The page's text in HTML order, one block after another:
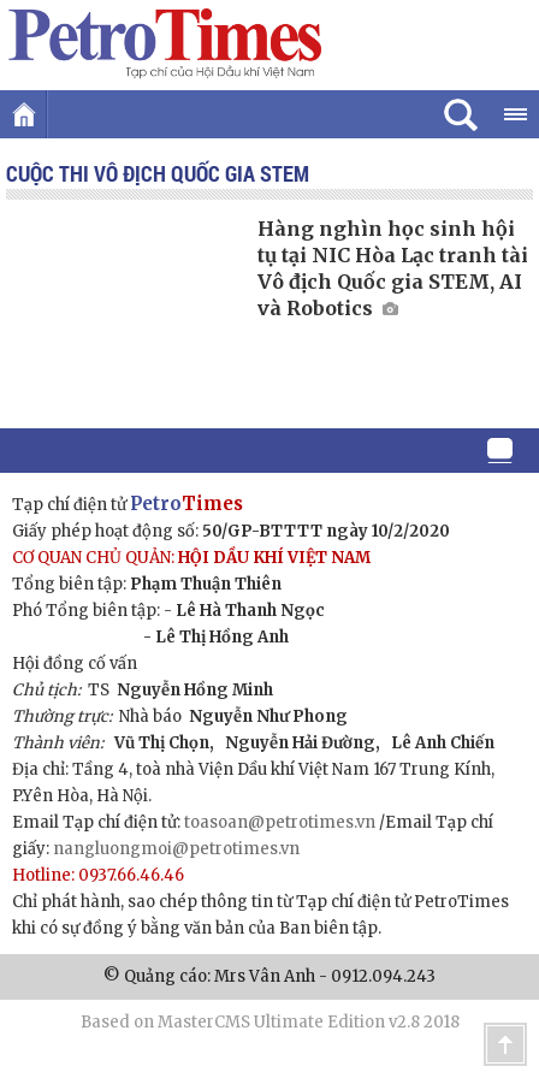
CUỘC THI VÔ ĐỊCH QUỐC GIA STEM
Hàng nghìn học sinh hội
tụ tại NIC Hòa Lạc tranh tài
Vô địch Quốc gia STEM, AI
và Robotics
Tạp chí điện tửPetroTimes
Giấy phép hoạt động số: 50/GP-BTTTT ngày 10/2/2020
CƠ QUAN CHỦ QUẢN:HỘI DẦU KHÍ VIỆT NAM
Tổng biên tập: Phạm Thuận Thiên
Phó Tổng biên tập: - Lê Hà Thanh Ngọc
- Lê Thị Hồng Anh
Hội đồng cố vấn
Chủ tịch:TS Nguyễn Hồng Minh
Thường trực: Nhà báo Nguyễn Như Phong
Thành viên: Vũ Thị Chọn, Nguyễn Hải Đường,
Lê Anh Chiến
Địa chỉ: Tầng 4, toà nhà Viện Dầu khí Việt Nam 167 Trung Kính,
P.Yên Hòa, Hà Nội.
Email Tạp chí điện tử:toasoan@petrotimes.vn /Email Tạp chí
giấy: nangluongmoi@petrotimes.vn
Hotline: 0937.66.46.46
Chỉ phát hành, sao chép thông tin từ Tạp chí điện tử PetroTimes
khi có sự đồng ý bằng văn bản của Ban biên tập.
© Quảng cáo: Mrs Vân Anh - 0912.094.243
Based on MasterCMS Ultimate Edition v2.8 2018